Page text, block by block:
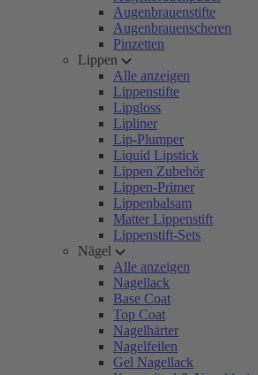
Augenbrauenstifte
Augenbrauenscheren
Pinzetten
Lippen
Alle anzeigen
Lippenstifte
Lipgloss
Lipliner
Lip-Plumper
Liquid Lipstick
Lippen Zubehör
Lippen-Primer
Lippenbalsam
Matter Lippenstift
Lippenstift-Sets
Nägel
Alle anzeigen
Nagellack
Base Coat
Top Coat
Nagelhärter
Nagelfeilen
Gel Nagellack